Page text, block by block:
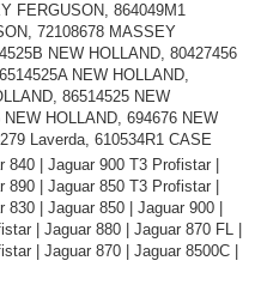
FERGUSON, 864049M1
72108678 MASSEY
NEW HOLLAND, 80427456
NEW HOLLAND,
86514525 NEW
NEW HOLLAND, 694676 NEW
Laverda, 610534R1 CASE
840 | Jaguar 900 T3 Profistar |
890 | Jaguar 850 T3 Profistar |
830 | Jaguar 850 | Jaguar 900 |
| Jaguar 880 | Jaguar 870 FL |
| Jaguar 870 | Jaguar 8500C |